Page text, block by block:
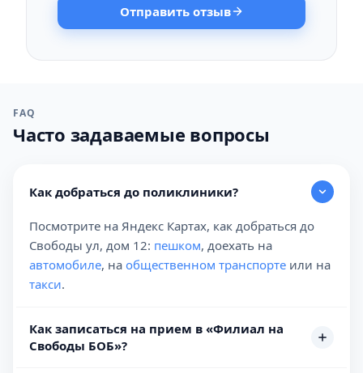
Отправить отзыв
FAQ
Часто задаваемые вопросы
Как добраться до поликлиники?
Посмотрите на Яндекс Картах, как добраться до
Свободы ул, дом 12: пешком, доехать на
автомобиле, на общественном транспорте или на
такси.
Как записаться на прием в «Филиал на
Свободы БОБ»?